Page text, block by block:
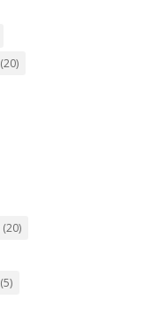
(20)
(20)
(5)